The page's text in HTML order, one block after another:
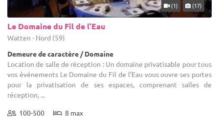
(1) (17)
Le Domaine du Fil de l’Eau
Watten - Nord (59)
Demeure de caractère / Domaine
Location de salle de réception : Un domaine privatisable pour tous
vos événements Le Domaine du Fil de l’Eau vous ouvre ses portes
pour la privatisation de ses espaces, comprenant salles de
réception, ...
100-500 8 max